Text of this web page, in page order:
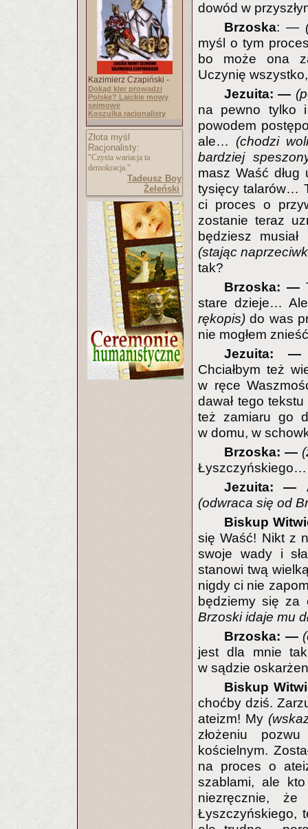
Kazimierz Czapiński -
Dokąd kler prowadzi
Polskę? Laickie mowy
sejmowe
Koszulka racjonalisty
Złota myśl
Racjonalisty:
"Czysta wariacja ta
demokracja."
Tadeusz Boy
Żeleński
dowód w
Brzoska: —
myśl o tym
bo może ona
Uczynię
Jezuita: —
na pewno tylko i
powodem
ale… (chodzi
bardziej
masz Waść
tysięcy talarów…
ci proces o
zostanie teraz
będziesz
(stając
tak?
Brzoska: —
stare dzieje…
rękopis) do was
nie mogłem
Jezuita:
Chciałbym też
w ręce
dawał tego
też zamiaru go
w domu, w
Brzoska: —
Łyszczyńskiego…
Jezuita: —
(odwraca się od
Biskup
się Waść! Nikt z
swoje wady i
stanowi twą
nigdy ci nie
będziemy się
Brzoski idaje mu
Brzoska: —
jest dla mnie
w sądzie
Biskup
choćby dziś.
ateizm! My
złożeniu
kościelnym.
na proces o
szablami, ale
niezręcznie,
Łyszczyńskiego,